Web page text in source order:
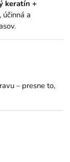
keratín +
účinná a
– presne to,